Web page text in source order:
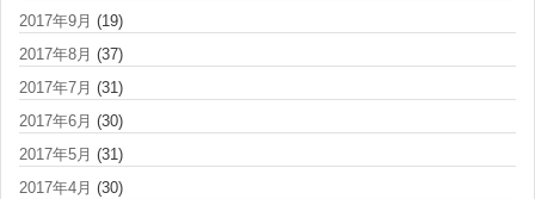
2017年9月 (19)
2017年8月 (37)
2017年7月 (31)
2017年6月 (30)
2017年5月 (31)
2017年4月 (30)